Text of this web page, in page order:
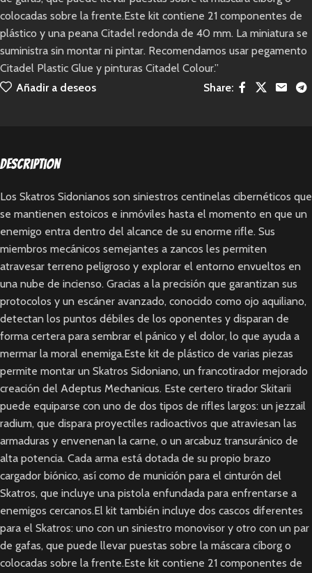
colocadas sobre la frente.Este kit contiene 21 componentes de
plástico y una peana Citadel redonda de 40 mm. La miniatura se
suministra sin montar ni pintar. Recomendamos usar pegamento
Citadel Plastic Glue y pinturas Citadel Colour.”
Añadir a deseos
Share:
Description
Los Skatros Sidonianos son siniestros centinelas cibernéticos que
se mantienen estoicos e inmóviles hasta el momento en que un
enemigo entra dentro del alcance de su enorme rifle. Sus
miembros mecánicos semejantes a zancos les permiten
atravesar terreno peligroso y explorar el entorno envueltos en
una nube de incienso. Gracias a la precisión que garantizan sus
protocolos y un escáner avanzado, conocido como ojo aquiliano,
detectan los puntos débiles de los oponentes y disparan de
forma certera para sembrar el pánico y el dolor, lo que ayuda a
mermar la moral enemiga.Este kit de plástico de varias piezas
permite montar un Skatros Sidoniano, un francotirador mejorado
creación del Adeptus Mechanicus. Este certero tirador Skitarii
puede equiparse con uno de dos tipos de rifles largos: un jezzail
radium, que dispara proyectiles radioactivos que atraviesan las
armaduras y envenenan la carne, o un arcabuz transuránico de
alta potencia. Cada arma está dotada de su propio brazo
cargador biónico, así como de munición para el cinturón del
Skatros, que incluye una pistola enfundada para enfrentarse a
enemigos cercanos.El kit también incluye dos cascos diferentes
para el Skatros: uno con un siniestro monovisor y otro con un par
de gafas, que puede llevar puestas sobre la máscara cíborg o
colocadas sobre la frente.Este kit contiene 21 componentes de